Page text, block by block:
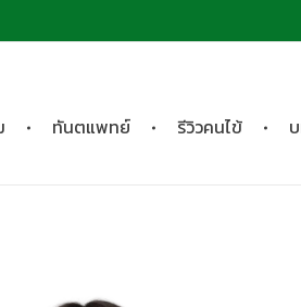
ทันตแพทย์ รีวิวคนไข้